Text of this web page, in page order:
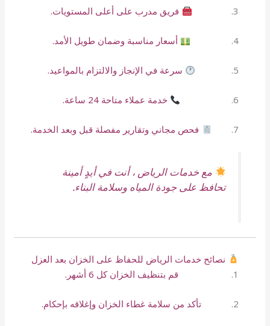
فريق مدرب على أعلى المستويات.
أسعار مناسبة وضمان طويل الأمد.
سرعة في الإنجاز والالتزام بالمواعيد.
خدمة عملاء متاحة 24 ساعة.
فحص مجاني وتقارير مفصلة قبل وبعد الخدمة.
مع خدمات الرياض ، أنت في أيدٍ أمينة
تحافظ على جودة المياه وسلامة البناء.
نصائح خدمات الرياض للحفاظ على الخزان بعد العزل
قم بتنظيف الخزان كل 6 أشهر.
تأكد من سلامة غطاء الخزان وإغلاقه بإحكام.